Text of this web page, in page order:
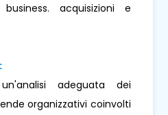
acquisizioni e
adeguata dei
organizzativi coinvolti